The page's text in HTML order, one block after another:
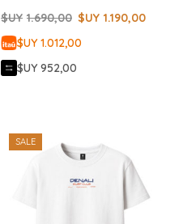
$UY 1.690,00 $UY 1.190,00
$UY 1.012,00
$UY 952,00
SALE